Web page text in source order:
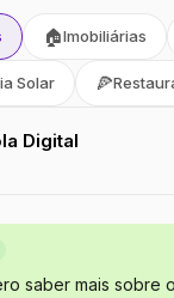
🏠Imobiliárias
Solar 🍕
Digital
saber mais sobre